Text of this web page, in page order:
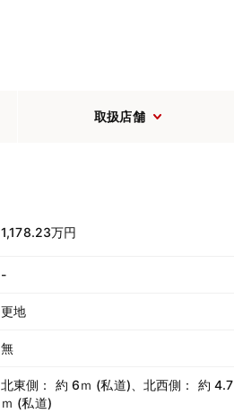
取扱店舗
1,178.23万円
-
更地
無
北東側： 約 6ｍ (私道)、北西側： 約 4.7
ｍ (私道)